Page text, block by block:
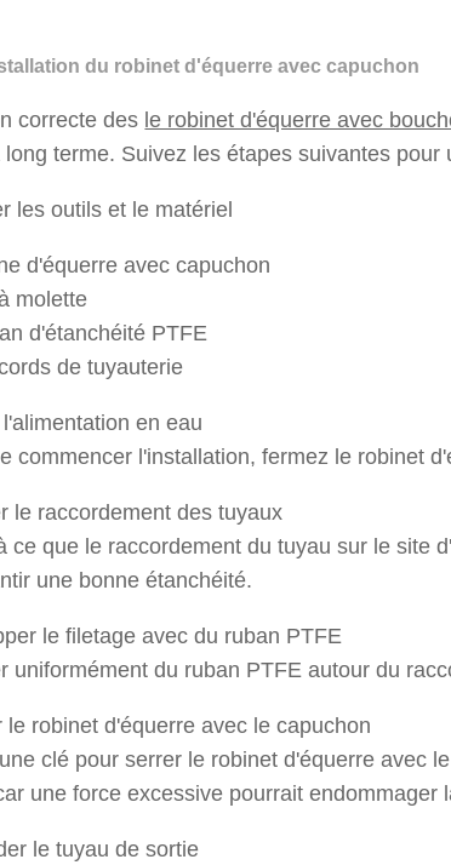
du robinet d'équerre avec capuchon
correcte des le robinet d'équerre avec
terme. Suivez les étapes suivantes pour
les outils et le matériel
d'équerre avec capuchon
molette
d'étanchéité PTFE
de tuyauterie
en eau
commencer l'installation, fermez le robinet
le raccordement des tuyaux
ce que le raccordement du tuyau sur le site
une bonne étanchéité.
le filetage avec du ruban PTFE
uniformément du ruban PTFE autour du
le robinet d'équerre avec le capuchon
clé pour serrer le robinet d'équerre avec
une force excessive pourrait endommager
le tuyau de sortie